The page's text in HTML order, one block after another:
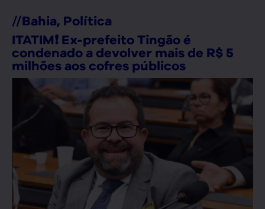
//Bahia, Política
ITATIM❗ Ex-prefeito Tingão é
condenado a devolver mais de R$ 5
milhões aos cofres públicos